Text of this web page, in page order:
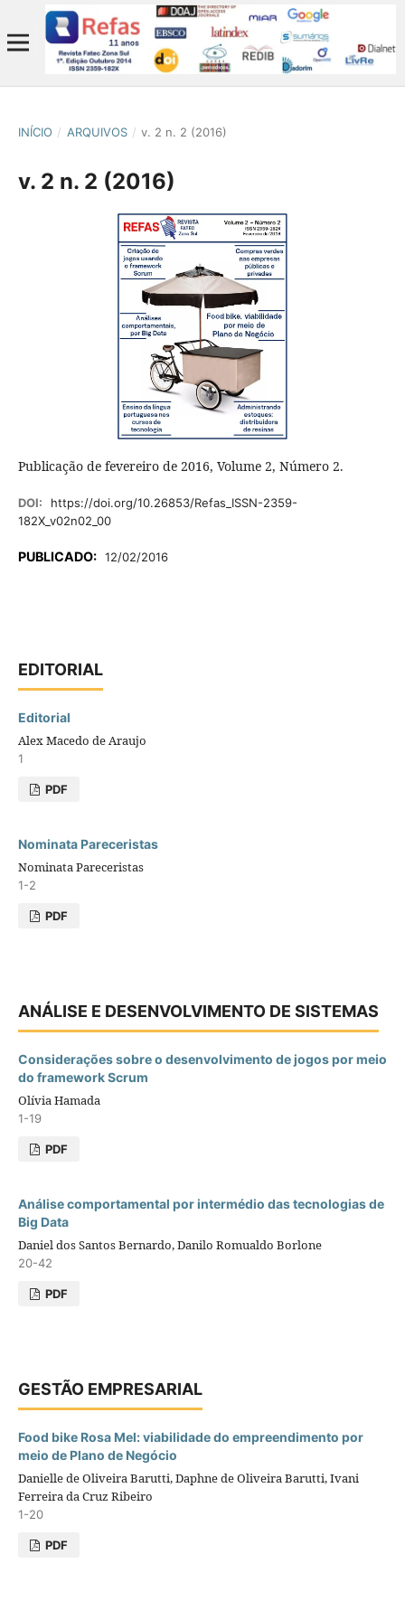
INÍCIO / ARQUIVOS / v. 2 n. 2 (2016)
v. 2 n. 2 (2016)
Publicação de fevereiro de 2016, Volume 2, Número 2.
DOI:
https://doi.org/10.26853/Refas_ISSN-2359-
182X_v02n02_00
PUBLICADO: 12/02/2016
EDITORIAL
Editorial
Alex Macedo de Araujo
1
PDF
Nominata Pareceristas
Nominata Pareceristas
1-2
PDF
ANÁLISE E DESENVOLVIMENTO DE SISTEMAS
Considerações sobre o desenvolvimento de jogos por meio
do framework Scrum
Olívia Hamada
1-19
PDF
Análise comportamental por intermédio das tecnologias de
Big Data
Daniel dos Santos Bernardo, Danilo Romualdo Borlone
20-42
PDF
GESTÃO EMPRESARIAL
Food bike Rosa Mel: viabilidade do empreendimento por
meio de Plano de Negócio
Danielle de Oliveira Barutti, Daphne de Oliveira Barutti, Ivani
Ferreira da Cruz Ribeiro
1-20
PDF